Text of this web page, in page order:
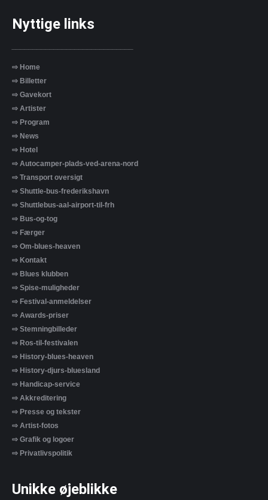
Nyttige links
⇨ Home
⇨ Billetter
⇨ Gavekort
⇨ Artister
⇨ Program
⇨ News
⇨ Hotel
⇨ Autocamper-plads-ved-arena-nord
⇨ Transport oversigt
⇨ Shuttle-bus-frederikshavn
⇨ Shuttlebus-aal-airport-til-frh
⇨ Bus-og-tog
⇨ Færger
⇨ Om-blues-heaven
⇨ Kontakt
⇨ Blues klubben
⇨ Spise-muligheder
⇨ Festival-anmeldelser
⇨ Awards-priser
⇨ Stemningbilleder
⇨ Ros-til-festivalen
⇨ History-blues-heaven
⇨ History-djurs-bluesland
⇨ Handicap-service
⇨ Akkreditering
⇨ Presse og tekster
⇨ Artist-fotos
⇨ Grafik og logoer
⇨ Privatlivspolitik
Unikke øjeblikke